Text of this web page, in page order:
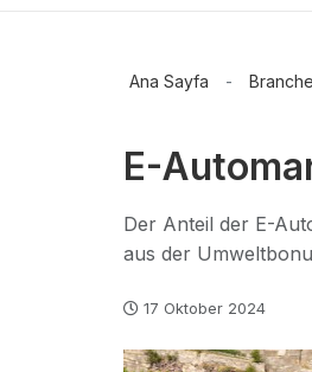
Ana Sayfa -
E-
Der Anteil der E-
aus der
17 Oktober 2024